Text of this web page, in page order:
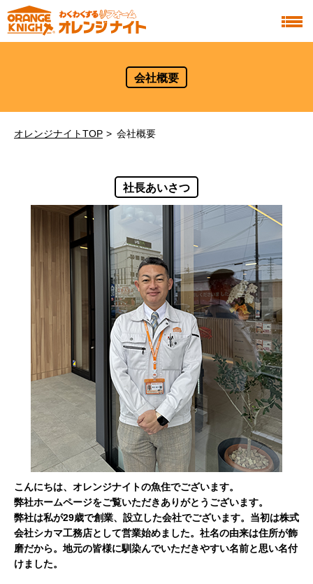
会社概要
オレンジナイトTOP 会社概要
社長あいさつ
こんにちは、オレンジナイトの魚住でございます。
弊社ホームページをご覧いただきありがとうございます。
弊社は私が29歳で創業、設立した会社でございます。当初は株式
会社シカマ工務店として営業始めました。社名の由来は住所が飾
磨だから。地元の皆様に馴染んでいただきやすい名前と思い名付
けました。